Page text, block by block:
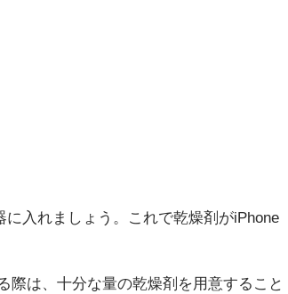
入れましょう。これで乾燥剤がiPhone
際は、十分な量の乾燥剤を用意すること